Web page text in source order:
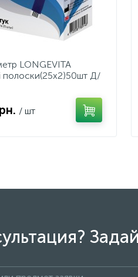
LONGEVITA
полоски(25х2)50шт Д/
/ шт